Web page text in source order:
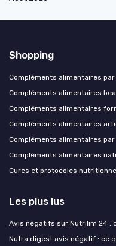
Shopping
Compléments alimentaires
Compléments alimentaires
Compléments alimentaires
Compléments alimentaires
Compléments alimentaires
Compléments alimentaires
Cures et protocoles
Les plus lus
Avis négatifs sur Nutrilim 24 :
Nutra digest avis négatif : ce